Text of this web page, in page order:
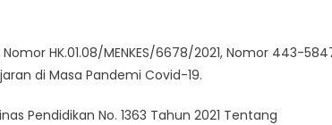
HK.01.08/MENKES/6678/2021, Nomor 443-
di Masa Pandemi Covid-19.
Pendidikan No. 1363 Tahun 2021 Tentang